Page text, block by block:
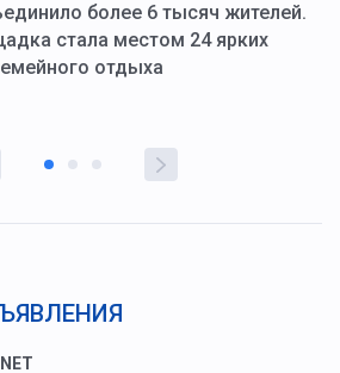
более 6 тысяч жителей.
стала местом 24 ярких
отдыха